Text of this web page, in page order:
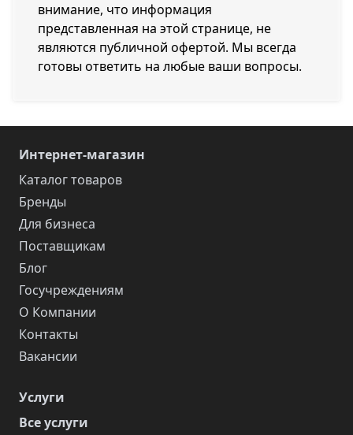
внимание, что информация
представленная на этой странице, не
являются публичной офертой. Мы всегда
готовы ответить на любые ваши вопросы.
Интернет-магазин
Каталог товаров
Бренды
Для бизнеса
Поставщикам
Блог
Госучреждениям
О Компании
Контакты
Вакансии
Услуги
Все услуги